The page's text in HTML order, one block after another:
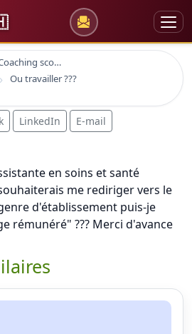
forum Coaching scolaire
Ou travailler ???
LinkedIn E-mail
en soins et santé
me rediriger vers le
d'établissement puis-je
rémunéré" ??? Merci d'avance